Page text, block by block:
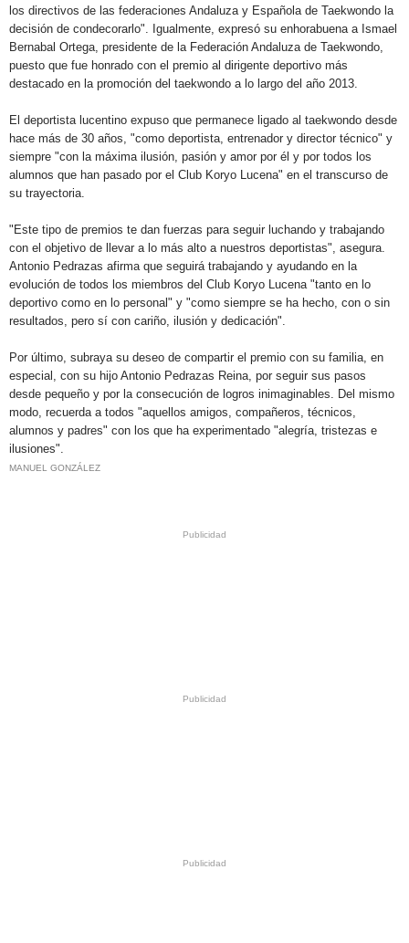
los directivos de las federaciones Andaluza y Española de Taekwondo la
decisión de condecorarlo". Igualmente, expresó su enhorabuena a Ismael
Bernabal Ortega, presidente de la Federación Andaluza de Taekwondo,
puesto que fue honrado con el premio al dirigente deportivo más
destacado en la promoción del taekwondo a lo largo del año 2013.
El deportista lucentino expuso que permanece ligado al taekwondo desde
hace más de 30 años, "como deportista, entrenador y director técnico" y
siempre "con la máxima ilusión, pasión y amor por él y por todos los
alumnos que han pasado por el Club Koryo Lucena" en el transcurso de
su trayectoria.
"Este tipo de premios te dan fuerzas para seguir luchando y trabajando
con el objetivo de llevar a lo más alto a nuestros deportistas", asegura.
Antonio Pedrazas afirma que seguirá trabajando y ayudando en la
evolución de todos los miembros del Club Koryo Lucena "tanto en lo
deportivo como en lo personal" y "como siempre se ha hecho, con o sin
resultados, pero sí con cariño, ilusión y dedicación".
Por último, subraya su deseo de compartir el premio con su familia, en
especial, con su hijo Antonio Pedrazas Reina, por seguir sus pasos
desde pequeño y por la consecución de logros inimaginables. Del mismo
modo, recuerda a todos "aquellos amigos, compañeros, técnicos,
alumnos y padres" con los que ha experimentado "alegría, tristezas e
ilusiones".
MANUEL GONZÁLEZ